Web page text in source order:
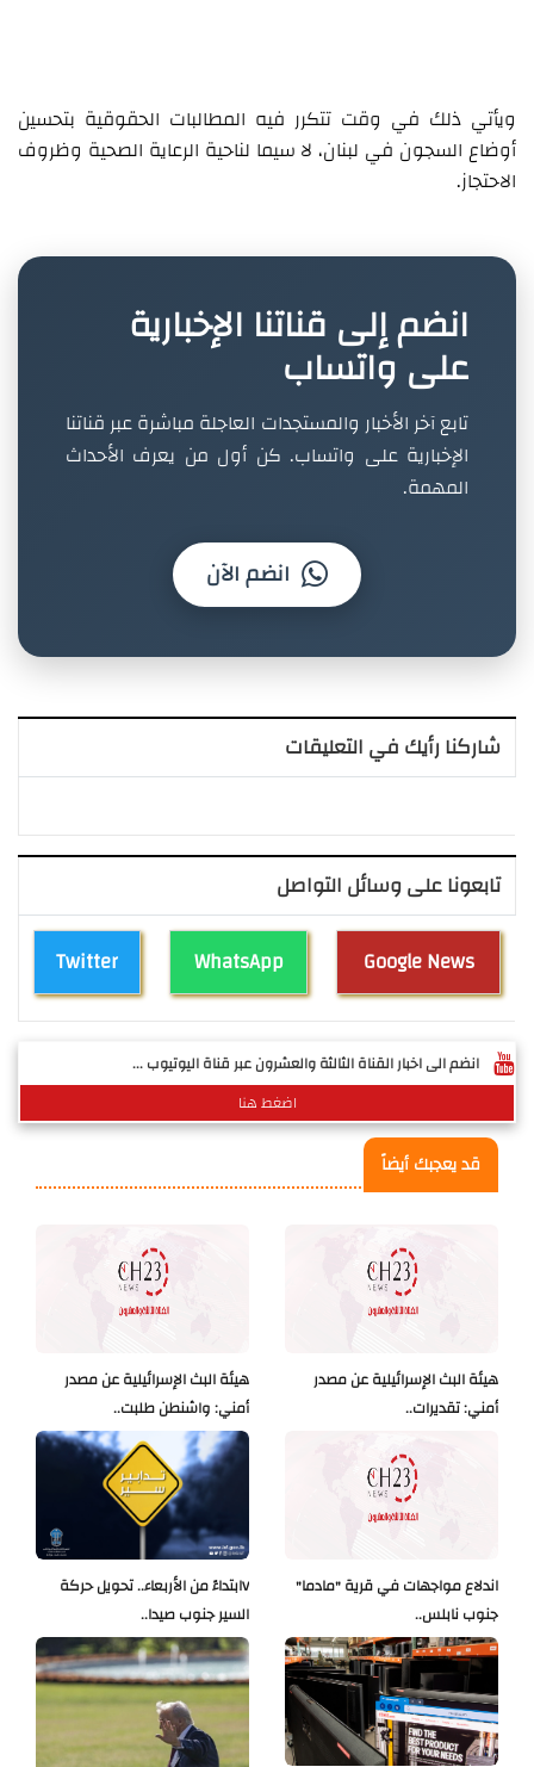
ويأتي ذلك في وقت تتكرر فيه المطالبات الحقوقية بتحسين
أوضاع السجون في لبنان، لا سيما لناحية الرعاية الصحية وظروف
الاحتجاز.
انضم إلى قناتنا الإخبارية
على واتساب
تابع آخر الأخبار والمستجدات العاجلة مباشرة عبر قناتنا
الإخبارية على واتساب. كن أول من يعرف الأحداث
المهمة.
انضم الآن
شاركنا رأيك في التعليقات
تابعونا على وسائل التواصل
Twitter WhatsApp Google News
انضم الى اخبار القناة الثالثة والعشرون عبر قناة اليوتيوب ...
اضغط هنا
قد يعجبك أيضاً
هيئة البث الإسرائيلية عن مصدر
أمني: واشنطن طلبت..
هيئة البث الإسرائيلية عن مصدر
أمني: تقديرات..
Vابتداءً من الأربعاء.. تحويل حركة
السير جنوب صيدا..
اندلاع مواجهات في قرية "مادما"
جنوب نابلس..